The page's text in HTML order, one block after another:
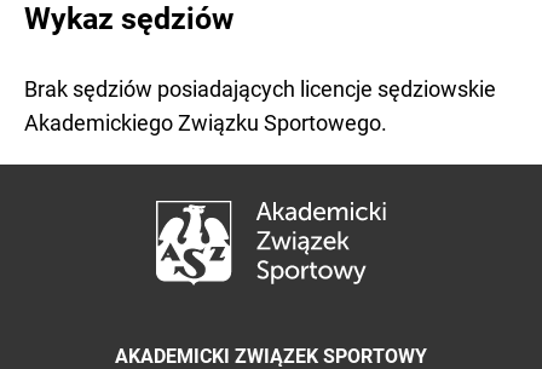
Wykaz sędziów
Brak sędziów posiadających licencje sędziowskie
Akademickiego Związku Sportowego.
AKADEMICKI ZWIĄZEK SPORTOWY